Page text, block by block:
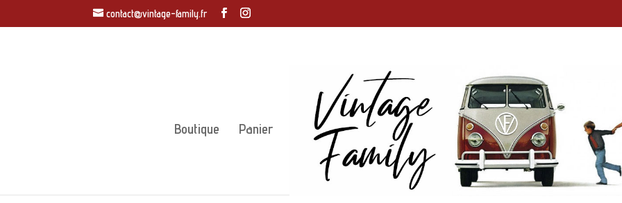
contact@vintage-family.fr
Boutique Panier